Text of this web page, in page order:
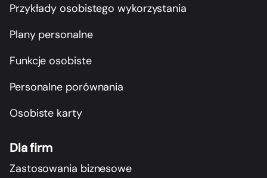
Przykłady osobistego wykorzystania
Plany personalne
Funkcje osobiste
Personalne porównania
Osobiste karty
Dla firm
Zastosowania biznesowe